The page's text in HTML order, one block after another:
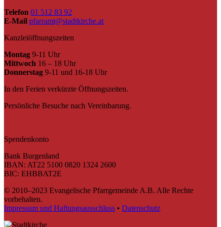
Telefon 01 512 83 92
E-Mail pfarramt@stadtkirche.at
Kanzleiöffnungszeiten
Montag 9-11 Uhr
Mittwoch 16 – 18 Uhr
Donnerstag 9-11 und 16-18 Uhr
In den Ferien verkürzte Öffnungszeiten.
Persönliche Besuche nach Vereinbarung.
Spendenkonto
Bank Burgenland
IBAN: AT22 5100 0820 1324 2600
BIC: EHBBAT2E
© 2010–2023 Evangelische Pfarrgemeinde A.B. Alle Rechte
vorbehalten.
Impressum und Haftungsausschluss • Datenschutz